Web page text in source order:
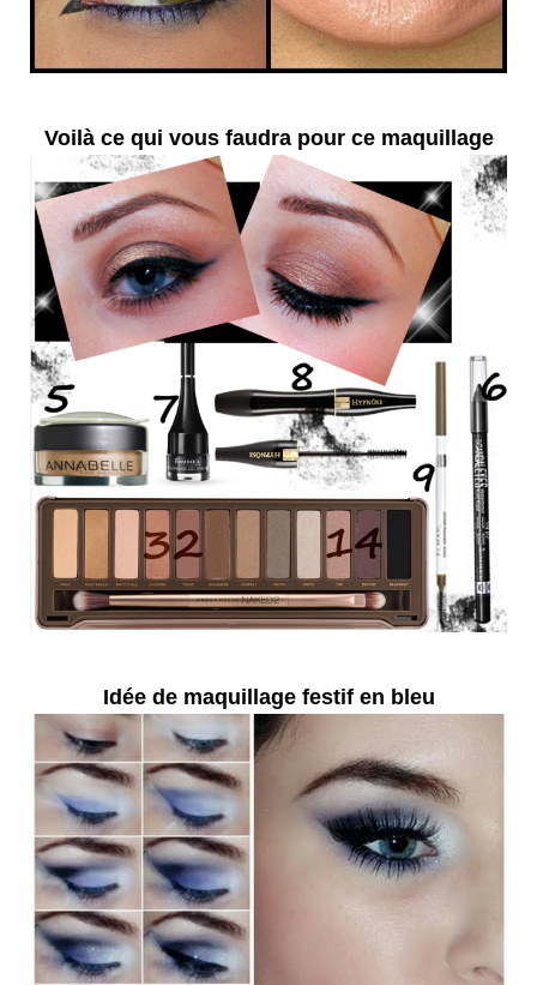
Voilà ce qui vous faudra pour ce maquillage
Idée de maquillage festif en bleu